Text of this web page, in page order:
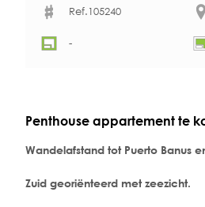
Ref.105240
-
Penthouse appartement te
Wandelafstand tot Puerto Banus
Zuid georiënteerd met zeezicht.